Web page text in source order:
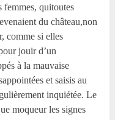
femmes, quitoutes
du château,non
comme si elles
jouir d’un
à la mauvaise
et saisis au
inquiétée. Le
moqueur les signes